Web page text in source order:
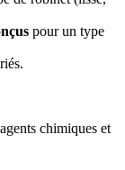
pour un type
chimiques et